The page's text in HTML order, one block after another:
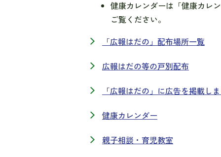
健康カレンダーは「健康カレ
ご覧ください。
「広報はだの」配布場所一覧
広報はだの等の戸別配布
「広報はだの」に広告を掲載し
健康カレンダー
親子相談・育児教室